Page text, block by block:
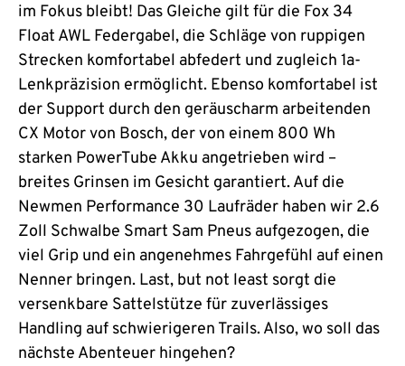
im Fokus bleibt! Das Gleiche gilt für die Fox 34
Float AWL Federgabel, die Schläge von ruppigen
Strecken komfortabel abfedert und zugleich 1a-
Lenkpräzision ermöglicht. Ebenso komfortabel ist
der Support durch den geräuscharm arbeitenden
CX Motor von Bosch, der von einem 800 Wh
starken PowerTube Akku angetrieben wird –
breites Grinsen im Gesicht garantiert. Auf die
Newmen Performance 30 Laufräder haben wir 2.6
Zoll Schwalbe Smart Sam Pneus aufgezogen, die
viel Grip und ein angenehmes Fahrgefühl auf einen
Nenner bringen. Last, but not least sorgt die
versenkbare Sattelstütze für zuverlässiges
Handling auf schwierigeren Trails. Also, wo soll das
nächste Abenteuer hingehen?